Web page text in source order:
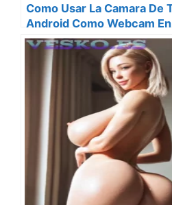
Como Usar La Camara De
Android Como Webcam
Windows